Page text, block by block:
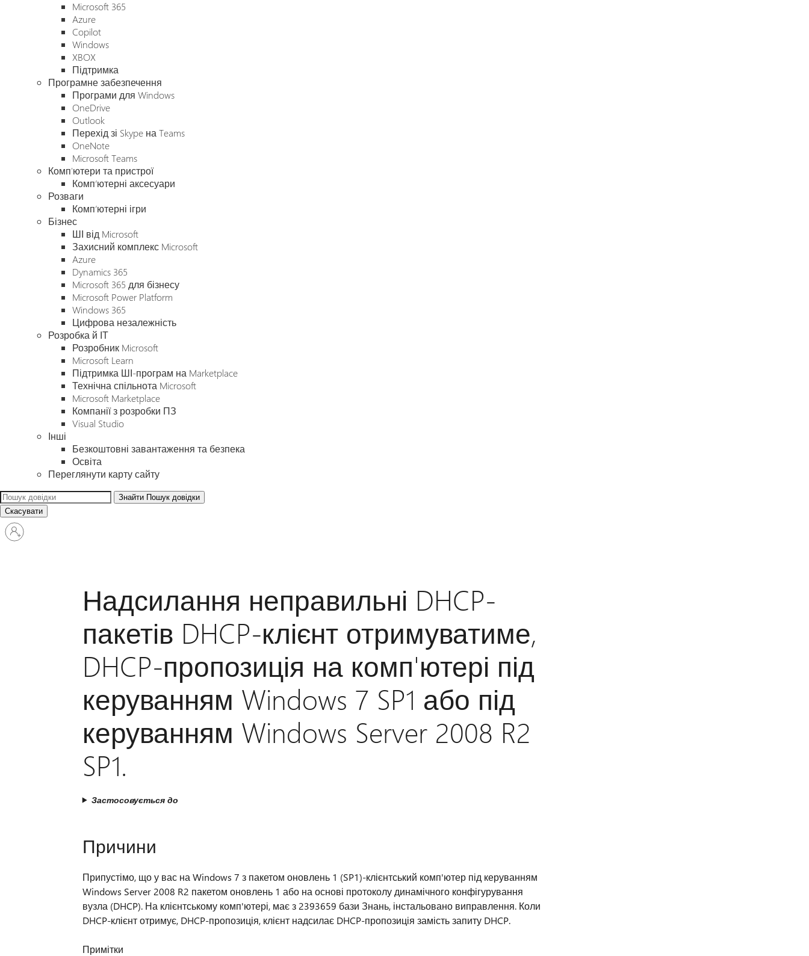
Microsoft 365
Azure
Copilot
Windows
XBOX
Підтримка
Програмне забезпечення
Програми для Windows
OneDrive
Outlook
Перехід зі Skype на Teams
OneNote
Microsoft Teams
Комп'ютери та пристрої
Комп’ютерні аксесуари
Розваги
Комп’ютерні ігри
Бізнес
ШІ від Microsoft
Захисний комплекс Microsoft
Azure
Dynamics 365
Microsoft 365 для бізнесу
Microsoft Power Platform
Windows 365
Цифрова незалежність
Розробка й ІТ
Розробник Microsoft
Microsoft Learn
Підтримка ШІ-програм на Marketplace
Технічна спільнота Microsoft
Microsoft Marketplace
Компанії з розробки ПЗ
Visual Studio
Інші
Безкоштовні завантаження та безпека
Освіта
Переглянути карту сайту
Знайти Пошук довідки
Скасувати
Увійдіть
Надсилання неправильні DHCP-
пакетів DHCP-клієнт отримуватиме,
DHCP-пропозиція на комп'ютері під
керуванням Windows 7 SP1 або під
керуванням Windows Server 2008 R2
SP1.
Застосовується до
Причини
Припустімо, що у вас на Windows 7 з пакетом оновлень 1 (SP1)-клієнтський комп'ютер під керуванням
Windows Server 2008 R2 пакетом оновлень 1 або на основі протоколу динамічного конфігурування
вузла (DHCP). На клієнтському комп'ютері, має з 2393659 бази Знань, інстальовано виправлення. Коли
DHCP-клієнт отримує, DHCP-пропозиція, клієнт надсилає DHCP-пропозиція замість запиту DHCP.
Примітки